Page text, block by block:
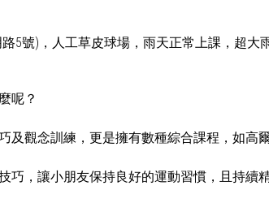
5號)，人工草皮球場，雨天正常上課，超大
呢？
及觀念訓練，更是擁有數種綜合課程，如
巧，讓小朋友保持良好的運動習慣，且持續